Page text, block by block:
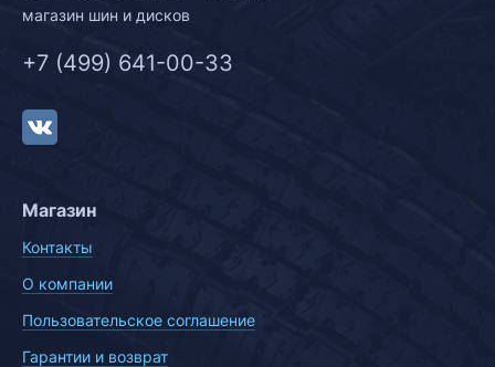
магазин шин и дисков
+7 (499) 641-00-33
Магазин
Контакты
О компании
Пользовательское соглашение
Гарантии и возврат